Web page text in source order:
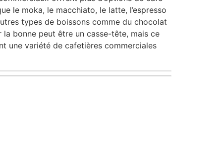
le moka, le macchiato, le latte, l’espresso
types de boissons comme du chocolat
bonne peut être un casse-tête, mais ce
une variété de cafetières commerciales